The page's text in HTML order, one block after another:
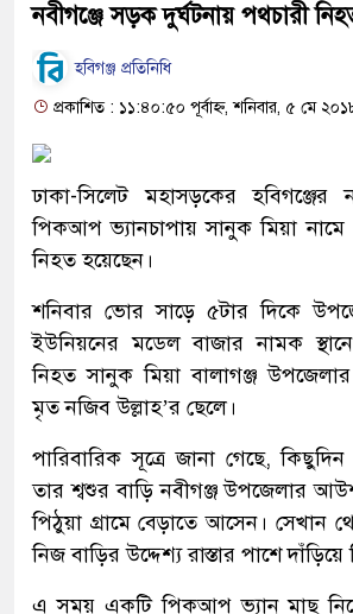
নবীগঞ্জে সড়ক দুর্ঘটনায় পথচারী
হবিগঞ্জ প্রতিনিধি
প্রকাশিত : ১১:৪০:৫০ পূর্বাহ্ন, শনিবার, ৫ মে
ঢাকা-সিলেট মহাসড়কের হবিগঞ্জের
পিকআপ ভ্যানচাপায় সানুক মিয়া
নিহত হয়েছেন।
শনিবার ভোর সাড়ে ৫টার দিকে
ইউনিয়নের মডেল বাজার নামক
নিহত সানুক মিয়া বালাগঞ্জ উপজেলার
মৃত নজিব উল্লাহ’র ছেলে।
পারিবারিক সূত্রে জানা গেছে,
তার শ্বশুর বাড়ি নবীগঞ্জ উপজেলার
পিঠুয়া গ্রামে বেড়াতে আসেন। সেখান
নিজ বাড়ির উদ্দেশ্য রাস্তার পাশে দাঁড়িয়ে
এ সময় একটি পিকআপ ভ্যান মাছ